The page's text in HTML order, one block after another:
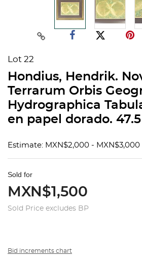
Lot 22
Hondius, Hendrik.
Terrarum Orbis
Hydrographica
en papel dorado.
Estimate: MXN$2,000 - MXN$3,000
Sold for
MXN$1,500
Sold Price excludes BP
Bid increments chart